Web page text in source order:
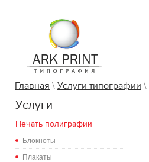
Главная \ Услуги типографии \
Услуги
Печать полиграфии
Блокноты
Плакаты